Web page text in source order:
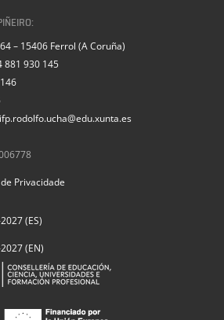
– 15406 Ferrol (A Coruña)
881 930 145
Privacidade
(ES)
(EN)